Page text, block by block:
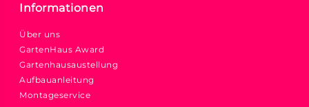
Informationen
Über uns
GartenHaus Award
Gartenhausaustellung
Aufbauanleitung
Montageservice